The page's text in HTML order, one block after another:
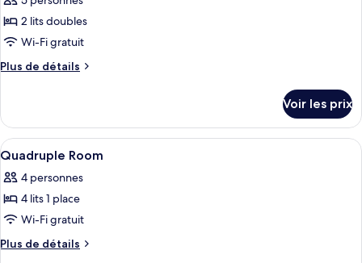
pour
ce
type
de
Chambre
Quadruple
2 lits doubles
Wi-Fi gratuit
Plus de détails
Plus
le
type
de
chambre
Chambre
Quadruple
Voir les prix
Afficher
toutes
les
photos
pour
ce
Coffres-forts dans les chambres,
5
Quadruple Room
4 personnes
4 lits 1 place
Wi-Fi gratuit
Plus de détails
Plus